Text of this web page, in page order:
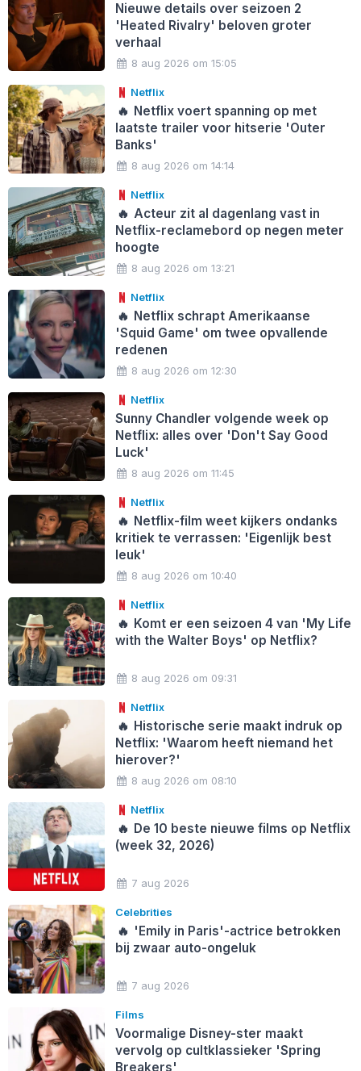
Nieuwe details over seizoen 2
'Heated Rivalry' beloven groter
verhaal
8 aug 2026 om 15:05
Netflix
🔥 Netflix voert spanning op met
laatste trailer voor hitserie 'Outer
Banks'
8 aug 2026 om 14:14
Netflix
🔥 Acteur zit al dagenlang vast in
Netflix-reclamebord op negen meter
hoogte
8 aug 2026 om 13:21
Netflix
🔥 Netflix schrapt Amerikaanse
'Squid Game' om twee opvallende
redenen
8 aug 2026 om 12:30
Netflix
Sunny Chandler volgende week op
Netflix: alles over 'Don't Say Good
Luck'
8 aug 2026 om 11:45
Netflix
🔥 Netflix-film weet kijkers ondanks
kritiek te verrassen: 'Eigenlijk best
leuk'
8 aug 2026 om 10:40
Netflix
🔥 Komt er een seizoen 4 van 'My Life
with the Walter Boys' op Netflix?
8 aug 2026 om 09:31
Netflix
🔥 Historische serie maakt indruk op
Netflix: 'Waarom heeft niemand het
hierover?'
8 aug 2026 om 08:10
Netflix
🔥 De 10 beste nieuwe films op Netflix
(week 32, 2026)
7 aug 2026
Celebrities
🔥 'Emily in Paris'-actrice betrokken
bij zwaar auto-ongeluk
7 aug 2026
Films
Voormalige Disney-ster maakt
vervolg op cultklassieker 'Spring
Breakers'